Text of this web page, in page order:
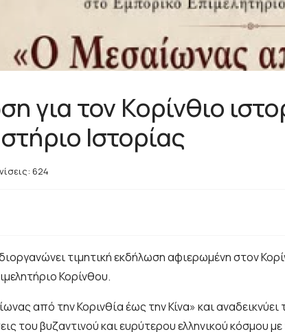
για τον Κορίνθιο
Ιστορίας
624
τιμητική εκδήλωση αφιερωμένη στον
Κορίνθου.
από την Κορινθία έως την Κίνα» και
του βυζαντινού και ευρύτερου ελληνικού κόσμου